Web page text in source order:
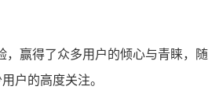
，赢得了众多用户的倾心与青睐，随
户的高度关注。